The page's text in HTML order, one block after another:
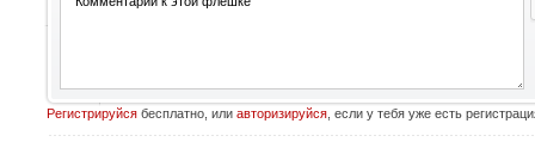
Регистрируйсябесплатно, или авторизируйся, если у тебя уже есть